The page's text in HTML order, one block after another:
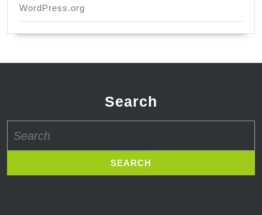
WordPress.org
Search
for: